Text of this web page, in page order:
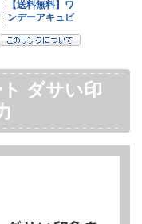
ダサい印